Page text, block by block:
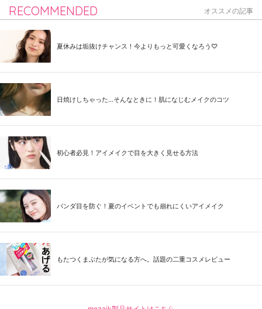
RECOMMENDED オススメの記事
夏休みは垢抜けチャンス！今よりもっと可愛くなろう♡
日焼けしちゃった...そんなときに！肌になじむメイクのコツ
初心者必見！アイメイクで目を大きく見せる方法
パンダ目を防ぐ！夏のイベントでも崩れにくいアイメイク
もたつくまぶたが気になる方へ。話題の二重コスメレビュー